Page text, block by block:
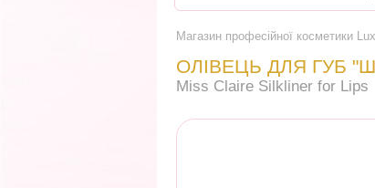
Магазин професійної косметики
ОЛІВЕЦЬ ДЛЯ ГУБ
Miss Claire Silkliner for Lips